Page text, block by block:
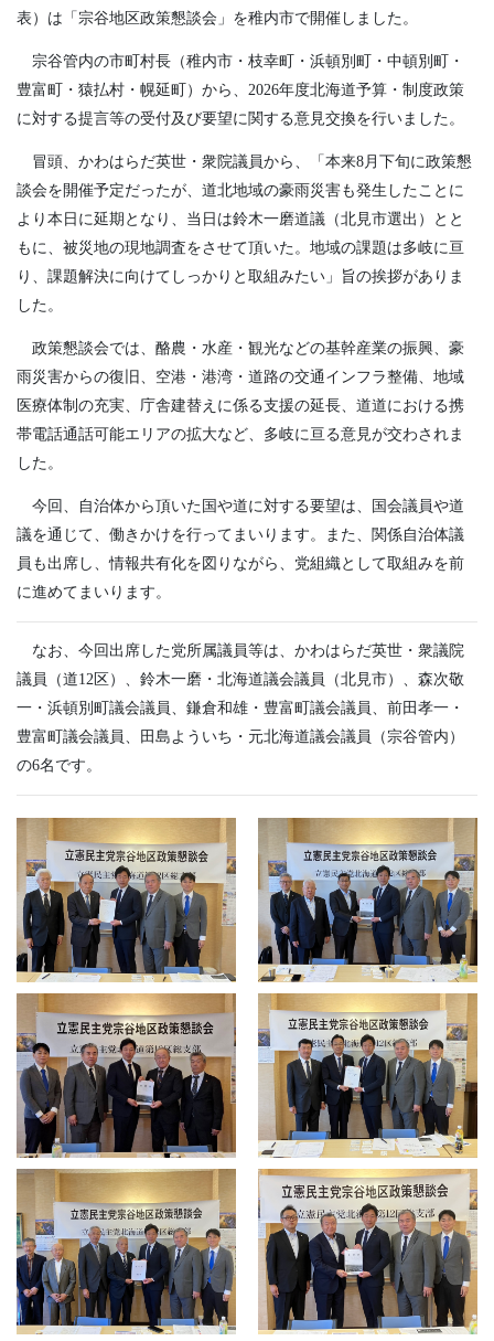
表）は「宗谷地区政策懇談会」を稚内市で開催しました。
宗谷管内の市町村長（稚内市・枝幸町・浜頓別町・中頓別町・
豊富町・猿払村・幌延町）から、2026年度北海道予算・制度政策
に対する提言等の受付及び要望に関する意見交換を行いました。
冒頭、かわはらだ英世・衆院議員から、「本来8月下旬に政策懇
談会を開催予定だったが、道北地域の豪雨災害も発生したことに
より本日に延期となり、当日は鈴木一磨道議（北見市選出）とと
もに、被災地の現地調査をさせて頂いた。地域の課題は多岐に亘
り、課題解決に向けてしっかりと取組みたい」旨の挨拶がありま
した。
政策懇談会では、酪農・水産・観光などの基幹産業の振興、豪
雨災害からの復旧、空港・港湾・道路の交通インフラ整備、地域
医療体制の充実、庁舎建替えに係る支援の延長、道道における携
帯電話通話可能エリアの拡大など、多岐に亘る意見が交わされま
した。
今回、自治体から頂いた国や道に対する要望は、国会議員や道
議を通じて、働きかけを行ってまいります。また、関係自治体議
員も出席し、情報共有化を図りながら、党組織として取組みを前
に進めてまいります。
なお、今回出席した党所属議員等は、かわはらだ英世・衆議院
議員（道12区）、鈴木一磨・北海道議会議員（北見市）、森次敬
一・浜頓別町議会議員、鎌倉和雄・豊富町議会議員、前田孝一・
豊富町議会議員、田島よういち・元北海道議会議員（宗谷管内）
の6名です。